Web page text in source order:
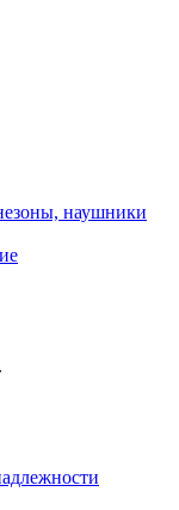
наушники